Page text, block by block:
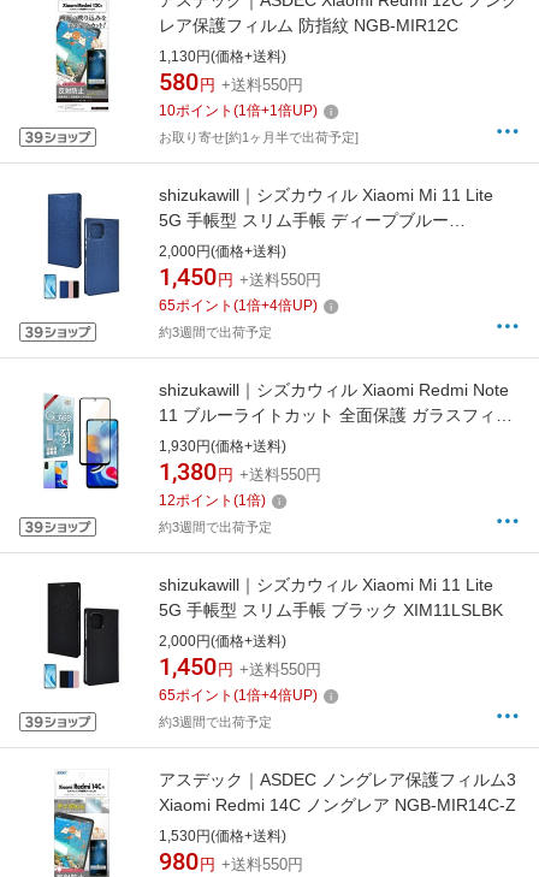
レア保護フィルム 防指紋 NGB-MIR12C
1,130円(価格+送料)
580 円 +送料550円
10ポイント (1倍+1倍UP)
お取り寄せ[約1ヶ月半で出荷予定]
shizukawill｜シズカウィル Xiaomi Mi 11 Lite
5G 手帳型 スリム手帳 ディープブルー
XIM11LSLDEBL
2,000円(価格+送料)
1,450 円 +送料550円
65ポイント (1倍+4倍UP)
約3週間で出荷予定
shizukawill｜シズカウィル Xiaomi Redmi Note
11 ブルーライトカット 全面保護 ガラスフィル
ム 黒縁 XIRN11GLBKBC
1,930円(価格+送料)
1,380 円 +送料550円
12ポイント (1倍)
約3週間で出荷予定
shizukawill｜シズカウィル Xiaomi Mi 11 Lite
5G 手帳型 スリム手帳 ブラック XIM11LSLBK
2,000円(価格+送料)
1,450 円 +送料550円
65ポイント (1倍+4倍UP)
約3週間で出荷予定
アスデック｜ASDEC ノングレア保護フィルム3
Xiaomi Redmi 14C ノングレア NGB-MIR14C-Z
1,530円(価格+送料)
980 円 +送料550円